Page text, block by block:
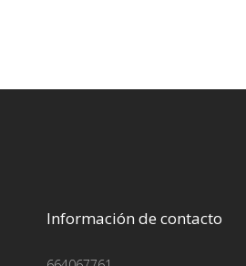
Información de contacto